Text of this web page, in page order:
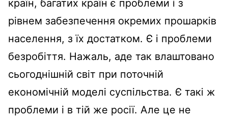
країн, багатих країн є проблеми і з
рівнем забезпечення окремих прошарків
населення, з їх достатком. Є і проблеми
безробіття. Нажаль, аде так влаштовано
сьогоднішній світ при поточній
економічній моделі суспільства. Є такі ж
проблеми і в тій же росії. Але це не